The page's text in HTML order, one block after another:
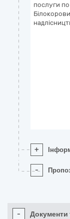
послуги по
+
-
- Документи